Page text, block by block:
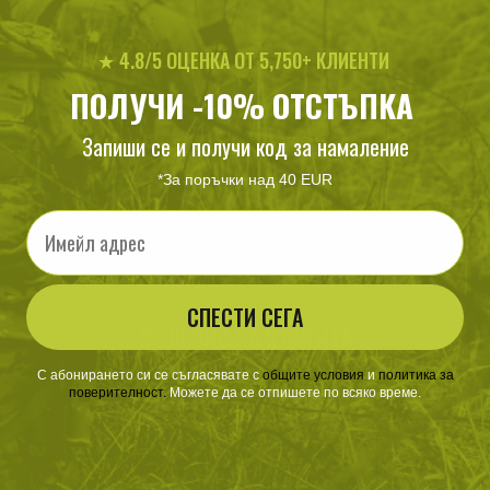
ЗА ПАЗАРУВАНЕТО
ПОЛЕЗНО ЗА КЛИЕНТА
АБОНАМЕНТ ЗА БЮЛЕТИН
✓ нови продукти
✓ стартиращи разпродажби
★ 4.8/5 ОЦЕНКА ОТ 5,750+ КЛИЕНТИ
ПОЛУЧИ -10% ОТСТЪПКА
Запиши се и получи код за намаление
*За поръчки над 40 EUR
Email
СПЕСТИ СЕГА
С абонирането си се съгласявате с​ общите условия и политика за
поверителност. Можете да се отпишете по всяко време.